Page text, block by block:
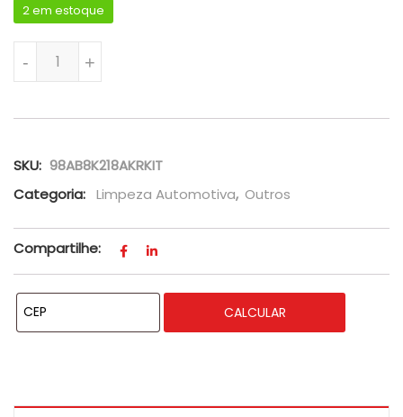
2 em estoque
+
-
SKU: 98AB8K218AKRKIT
Categoria: Limpeza Automotiva, Outros
Compartilhe:
CALCULAR